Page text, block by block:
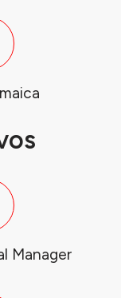
Manager